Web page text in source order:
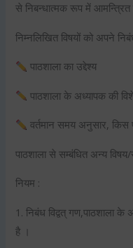
से निबन्धात्मक रूप में
निम्नलिखित विषयों को अपने
पाठशाला का उद्देश्य
पाठशाला के अध्यापक की
वर्तमान समय अनुसार, किस
पाठशाला से सम्बंधित अन्य
नियम :
1. निबंध विद्वत् गण,पाठशाला
है ।